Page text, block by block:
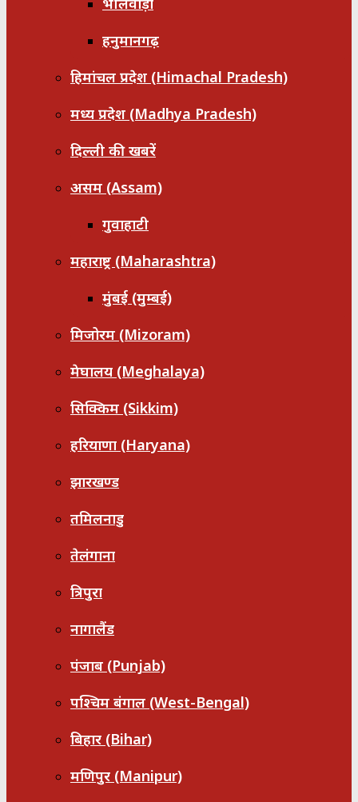
हनुमानगढ़
हिमांचल प्रदेश (Himachal Pradesh)
मध्य प्रदेश (Madhya Pradesh)
दिल्ली की खबरें
असम (Assam)
गुवाहाटी
महाराष्ट्र (Maharashtra)
मुंबई (मुम्बई)
मिजोरम (Mizoram)
मेघालय (Meghalaya)
सिक्किम (Sikkim)
हरियाणा (Haryana)
झारखण्ड
तमिलनाडु
तेलंगाना
त्रिपुरा
नागालैंड
पंजाब (Punjab)
पश्चिम बंगाल (West-Bengal)
बिहार (Bihar)
मणिपुर (Manipur)